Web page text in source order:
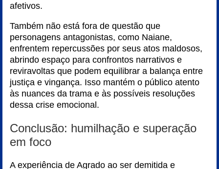
afetivos.
Também não está fora de questão que
personagens antagonistas, como Naiane,
enfrentem repercussões por seus atos maldosos,
abrindo espaço para confrontos narrativos e
reviravoltas que podem equilibrar a balança entre
justiça e vingança. Isso mantém o público atento
às nuances da trama e às possíveis resoluções
dessa crise emocional.
Conclusão: humilhação e superação
em foco
A experiência de Agrado ao ser demitida e